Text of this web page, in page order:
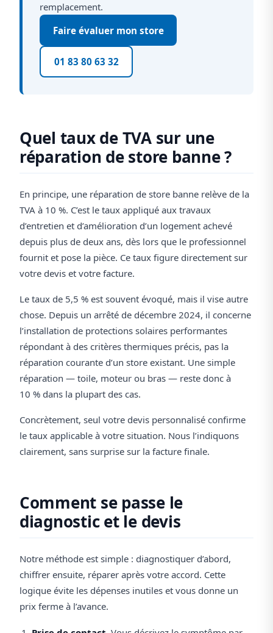
remplacement.
Faire évaluer mon store
01 83 80 63 32
Quel taux de TVA sur une
réparation de store banne ?
En principe, une réparation de store banne relève de la
TVA à 10 %. C’est le taux appliqué aux travaux
d’entretien et d’amélioration d’un logement achevé
depuis plus de deux ans, dès lors que le professionnel
fournit et pose la pièce. Ce taux figure directement sur
votre devis et votre facture.
Le taux de 5,5 % est souvent évoqué, mais il vise autre
chose. Depuis un arrêté de décembre 2024, il concerne
l’installation de protections solaires performantes
répondant à des critères thermiques précis, pas la
réparation courante d’un store existant. Une simple
réparation — toile, moteur ou bras — reste donc à
10 % dans la plupart des cas.
Concrètement, seul votre devis personnalisé confirme
le taux applicable à votre situation. Nous l’indiquons
clairement, sans surprise sur la facture finale.
Comment se passe le
diagnostic et le devis
Notre méthode est simple : diagnostiquer d’abord,
chiffrer ensuite, réparer après votre accord. Cette
logique évite les dépenses inutiles et vous donne un
prix ferme à l’avance.